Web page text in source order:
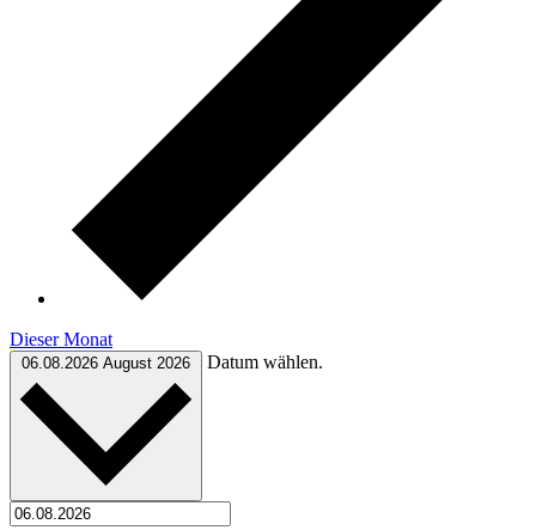
Dieser Monat
06.08.2026 August 2026 Datum wählen.